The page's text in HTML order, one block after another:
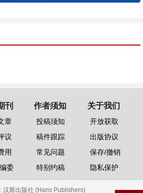
刊
章
议
用
委
作者须知
投稿须知
稿件跟踪
常见问题
特别约稿
关于我们
开放获取
出版协议
保存/撤销
隐私保护
汉斯出版社 (Hans Publishers)